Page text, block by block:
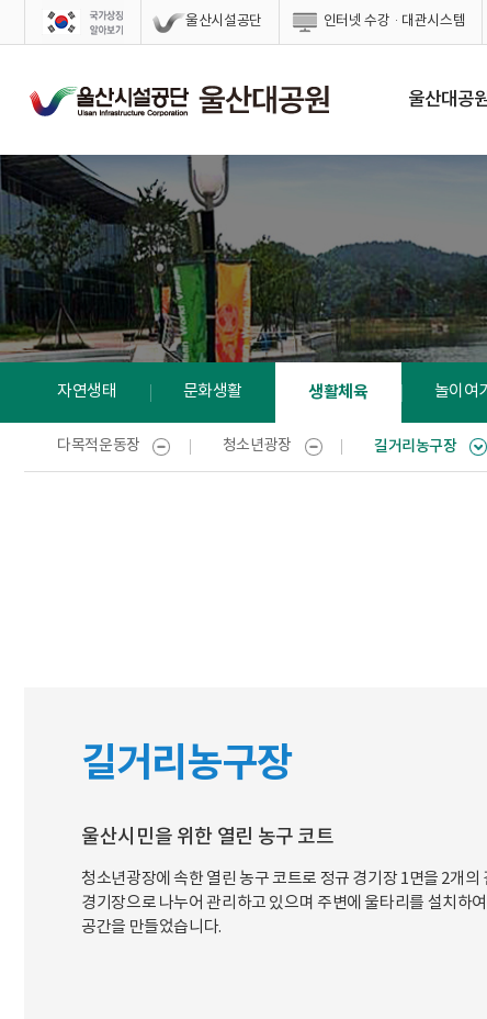
스킵네비게이션 울산시설공단 인터넷 수강·대관시스템
울산대공
자연생태 문화생활 생활체육
다목적운동장 청소년광장 길거리농구장
놀이여
길거리농구장
울산시민을 위한 열린 농구 코트
청소년광장에 속한 열린 농구 코트로 정규 경기장 1면을 2개의
경기장으로 나누어 관리하고 있으며 주변에 울타리를 설치하
공간을 만들었습니다.